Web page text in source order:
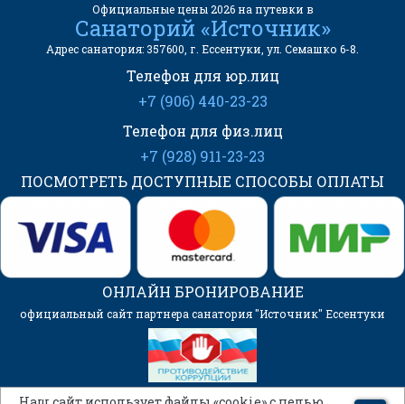
Официальные цены 2026 на путевки в
Санаторий «Источник»
Адрес санатория: 357600, г. Ессентуки, ул. Семашко 6-8.
Телефон для юр.лиц
+7 (906) 440-23-23
Телефон для физ.лиц
+7 (928) 911-23-23
ПОСМОТРЕТЬ ДОСТУПНЫЕ СПОСОБЫ ОПЛАТЫ
ОНЛАЙН БРОНИРОВАНИЕ
официальный сайт партнера санатория "Источник" Ессентуки